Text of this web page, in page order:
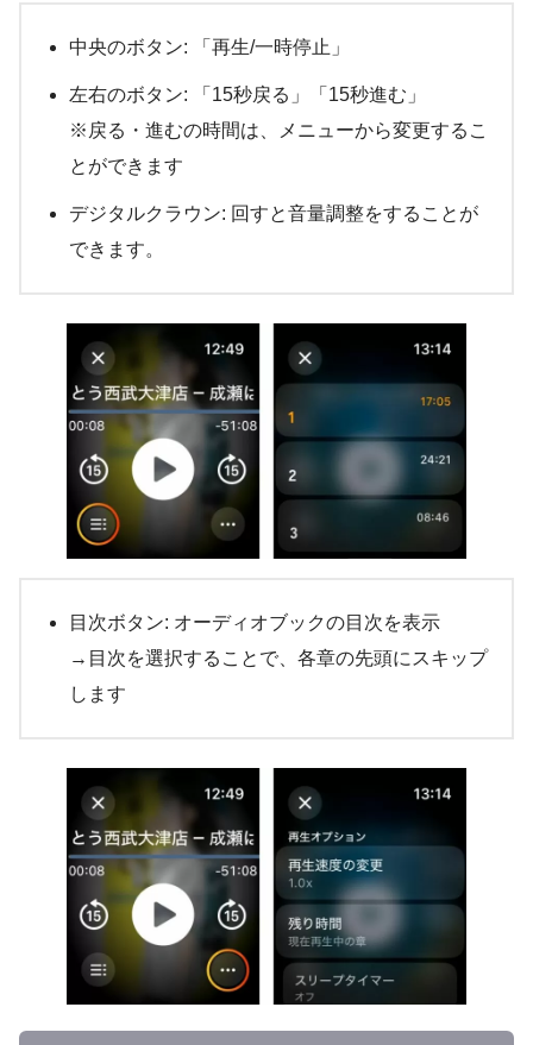
中央のボタン: 「再生/一時停止」
左右のボタン: 「15秒戻る」「15秒進む」
※戻る・進むの時間は、メニューから変更するこ
とができます
デジタルクラウン: 回すと音量調整をすることが
できます。
目次ボタン: オーディオブックの目次を表示
→目次を選択することで、各章の先頭にスキップ
します